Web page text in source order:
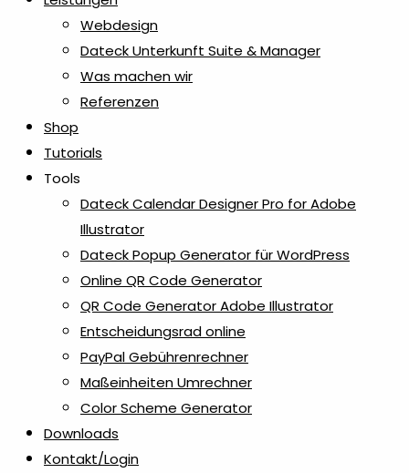
Webdesign
Dateck Unterkunft Suite & Manager
Was machen wir
Referenzen
Shop
Tutorials
Tools
Dateck Calendar Designer Pro for Adobe
Illustrator
Dateck Popup Generator für WordPress
Online QR Code Generator
QR Code Generator Adobe Illustrator
Entscheidungsrad online
PayPal Gebührenrechner
Maßeinheiten Umrechner
Color Scheme Generator
Downloads
Kontakt/Login